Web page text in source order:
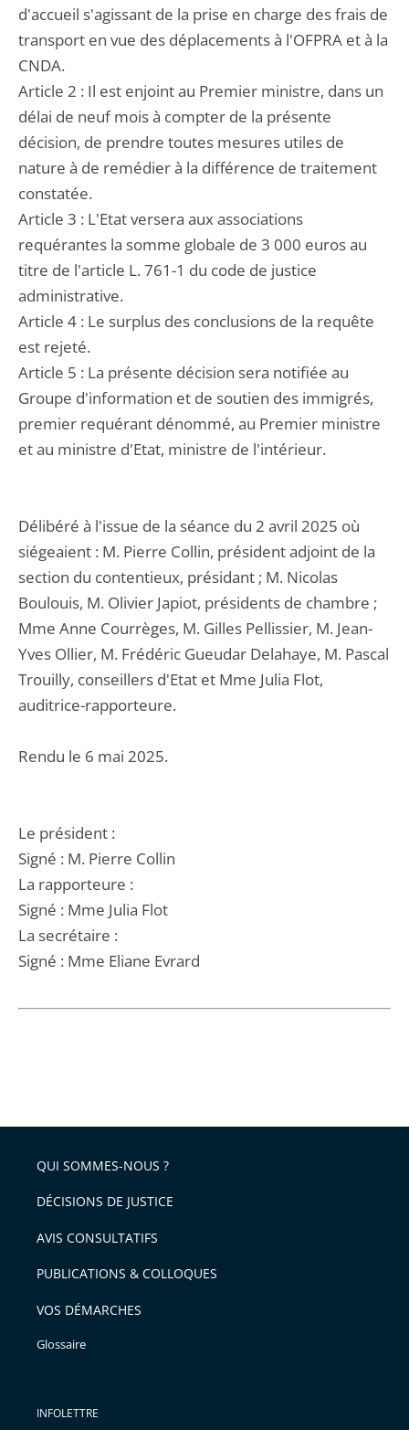
d'accueil s'agissant de la prise en charge des frais de
transport en vue des déplacements à l'OFPRA et à la
CNDA.
Article 2 : Il est enjoint au Premier ministre, dans un
délai de neuf mois à compter de la présente
décision, de prendre toutes mesures utiles de
nature à de remédier à la différence de traitement
constatée.
Article 3 : L'Etat versera aux associations
requérantes la somme globale de 3 000 euros au
titre de l'article L. 761-1 du code de justice
administrative.
Article 4 : Le surplus des conclusions de la requête
est rejeté.
Article 5 : La présente décision sera notifiée au
Groupe d'information et de soutien des immigrés,
premier requérant dénommé, au Premier ministre
et au ministre d'Etat, ministre de l'intérieur.
Délibéré à l'issue de la séance du 2 avril 2025 où
siégeaient : M. Pierre Collin, président adjoint de la
section du contentieux, présidant ; M. Nicolas
Boulouis, M. Olivier Japiot, présidents de chambre ;
Mme Anne Courrèges, M. Gilles Pellissier, M. Jean-
Yves Ollier, M. Frédéric Gueudar Delahaye, M. Pascal
Trouilly, conseillers d'Etat et Mme Julia Flot,
auditrice-rapporteure.
Rendu le 6 mai 2025.
Le président :
Signé : M. Pierre Collin
La rapporteure :
Signé : Mme Julia Flot
La secrétaire :
Signé : Mme Eliane Evrard
QUI SOMMES-NOUS ?
DÉCISIONS DE JUSTICE
AVIS CONSULTATIFS
PUBLICATIONS & COLLOQUES
VOS DÉMARCHES
Glossaire
INFOLETTRE